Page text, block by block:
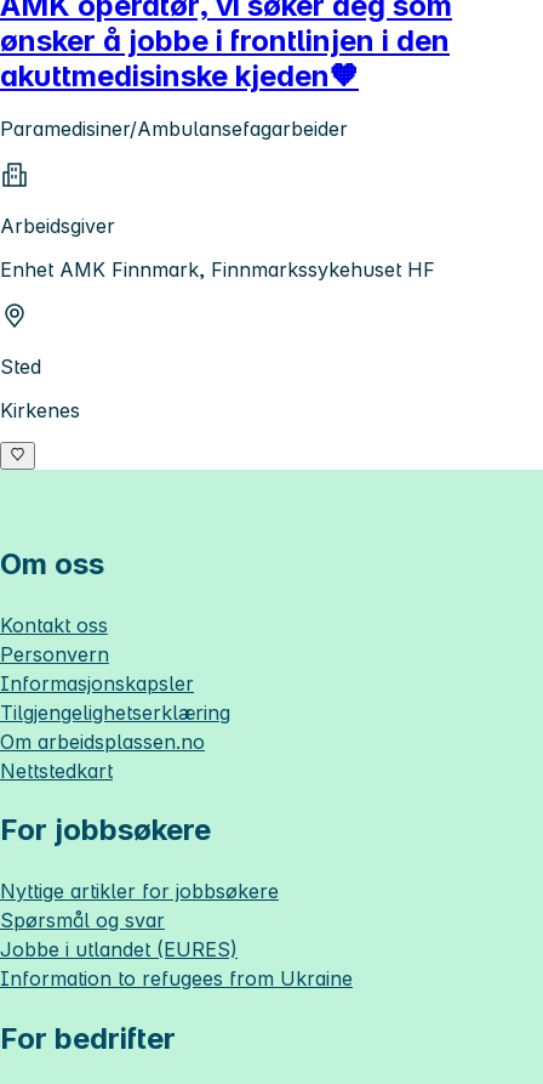
ønsker å jobbe i frontlinjen i den
akuttmedisinske kjeden🧡
Paramedisiner/Ambulansefagarbeider
Arbeidsgiver
Enhet AMK Finnmark, Finnmarkssykehuset HF
Sted
Kirkenes
Om oss
Kontakt oss
Personvern
Informasjonskapsler
Tilgjengelighetserklæring
Om arbeidsplassen.no
Nettstedkart
For jobbsøkere
Nyttige artikler for jobbsøkere
Spørsmål og svar
Jobbe i utlandet (EURES)
Information to refugees from Ukraine
For bedrifter